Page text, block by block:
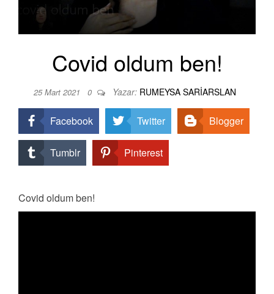
Covid oldum ben!
25 Mart 2021 0 Yazar: RUMEYSA SARIARSLAN
Facebook Twitter Blogger
Tumblr Pinterest
Covid oldum ben!